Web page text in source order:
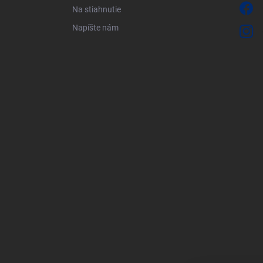
Na stiahnutie
Napíšte nám